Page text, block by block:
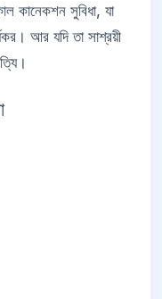
কানেকশন সুবিধা, যা
আর যদি তা সাশ্রয়ী